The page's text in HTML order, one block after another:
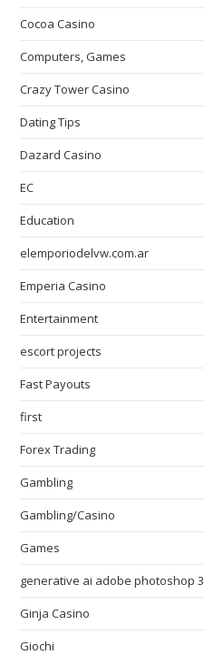
Cocoa Casino
Computers, Games
Crazy Tower Сasino
Dating Tips
Dazard Casino
EC
Education
elemporiodelvw.com.ar
Emperia Casino
Entertainment
escort projects
Fast Payouts
first
Forex Trading
Gambling
Gambling/Casino
Games
generative ai adobe photoshop 3
Ginja Casino
Giochi